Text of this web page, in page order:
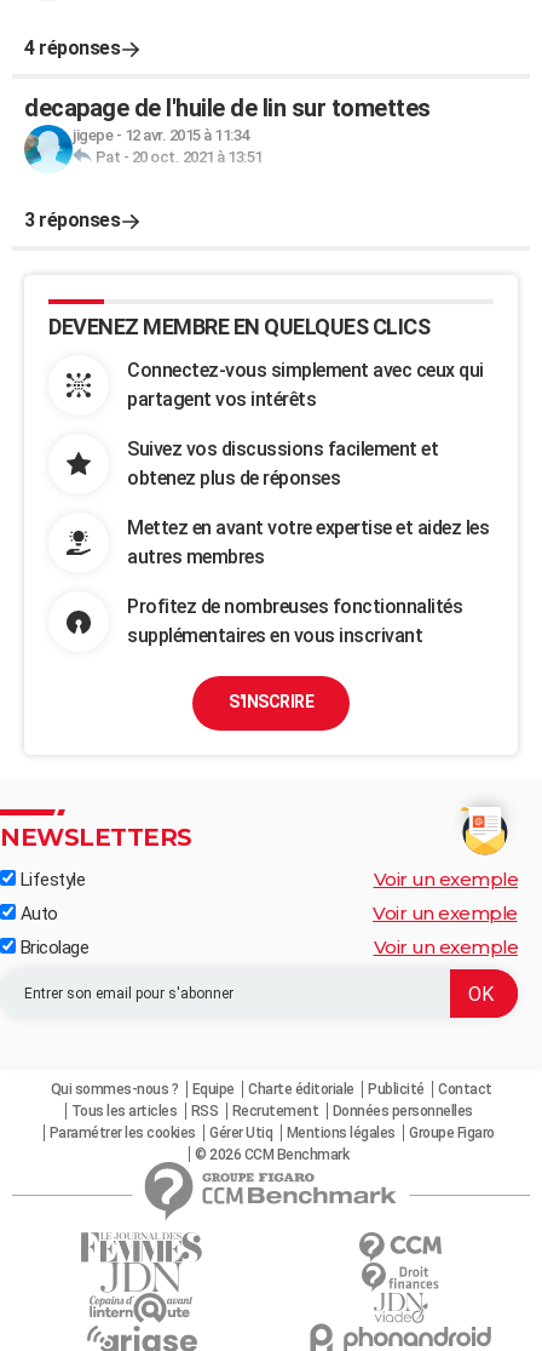
4 réponses
decapage de l'huile de lin sur tomettes
jigepe- 12 avr. 2015 à 11:34
Pat - 20 oct. 2021 à 13:51
3 réponses
DEVENEZ MEMBRE EN QUELQUES CLICS
Connectez-vous simplement avec ceux qui
partagent vos intérêts
Suivez vos discussions facilement et
obtenez plus de réponses
Mettez en avant votre expertise et aidez les
autres membres
Profitez de nombreuses fonctionnalités
supplémentaires en vous inscrivant
S'INSCRIRE
NEWSLETTERS
Lifestyle Voir un exemple
Auto Voir un exemple
Bricolage Voir un exemple
Qui sommes-nous ? Equipe Charte éditoriale Publicité
Contact
Tous les articles
RSS Recrutement
Données personnelles
Paramétrer les cookies
Gérer Utiq Mentions légales
Groupe Figaro
© 2026 CCM Benchmark